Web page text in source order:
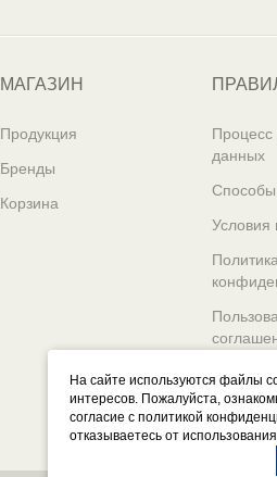
МАГАЗИН
Продукция
Бренды
Корзина
Процесс
данных
Условия
Политика
На сайте используются файлы
интересов. Пожалуйста,
согласие с политикой
отказываетесь от